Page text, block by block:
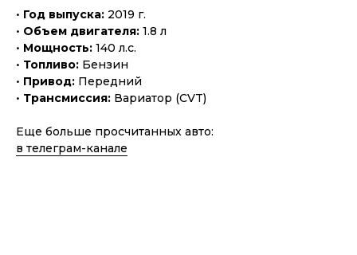
• Год выпуска: 2019 г.
• Объем двигателя: 1.8 л
• Мощность: 140 л.с.
• Топливо: Бензин
• Привод: Передний
• Трансмиссия: Вариатор (CVT)
Еще больше просчитанных авто:
в телеграм-канале